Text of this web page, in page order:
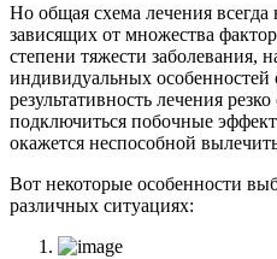
Но общая схема лечения всегда
зависящих от множества
степени тяжести заболевания,
индивидуальных особенностей
результативность лечения
подключиться побочные
окажется неспособной
Вот некоторые особенности
различных ситуациях: